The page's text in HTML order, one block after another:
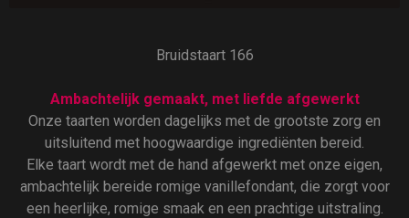
Bruidstaart 166
Ambachtelijk gemaakt, met liefde afgewerkt
Onze taarten worden dagelijks met de grootste zorg en
uitsluitend met hoogwaardige ingrediënten bereid.
Elke taart wordt met de hand afgewerkt met onze eigen,
ambachtelijk bereide romige vanillefondant, die zorgt voor
een heerlijke, romige smaak en een prachtige uitstraling.